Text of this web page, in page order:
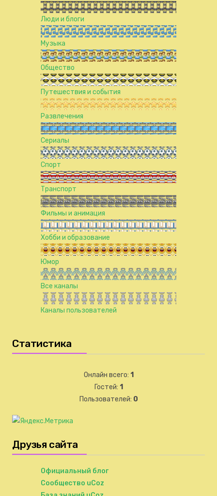
Люди и блоги
Музыка
Общество
Путешествия и события
Развлечения
Сериалы
Спорт
Транспорт
Фильмы и анимация
Хобби и образование
Юмор
Все каналы
Каналы пользователей
Статистика
Онлайн всего: 1
Гостей: 1
Пользователей: 0
Друзья сайта
Официальный блог
Сообщество uCoz